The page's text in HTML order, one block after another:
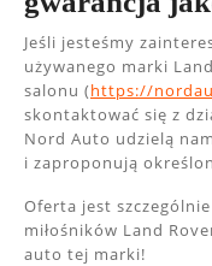
Jeśli jesteśmy
używanego marki
salonu (https://
skontaktować się z
Nord Auto udzielą
i zaproponują
Oferta jest
miłośników Land
auto tej marki!